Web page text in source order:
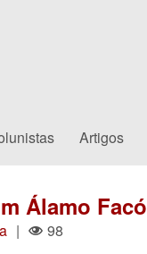
Artigos
Álamo Facó
| 98